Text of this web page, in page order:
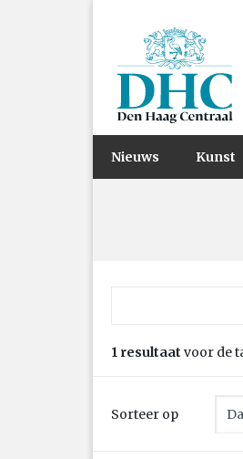
Nieuws Kunst
1 resultaat voor de
Sorteer op